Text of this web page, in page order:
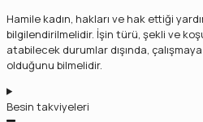
Hamile kadın, hakları ve hak ettiği
bilgilendirilmelidir. İşin türü, şekli ve
atabilecek durumlar dışında,
olduğunu bilmelidir.
Besin takviyeleri